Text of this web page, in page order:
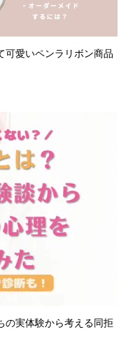
可愛いペンラリボン商品
の実体験から考える同拒